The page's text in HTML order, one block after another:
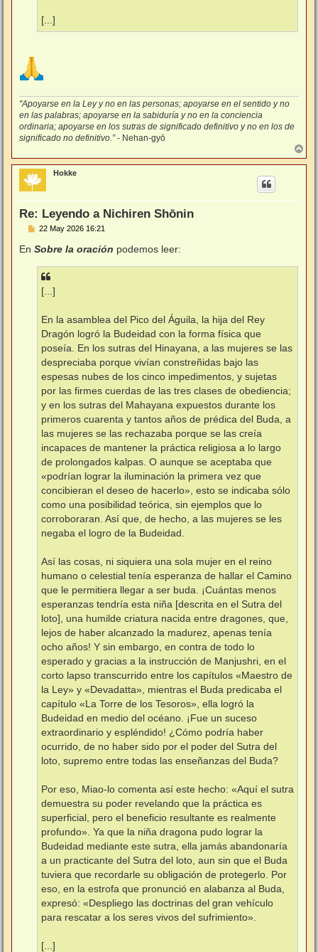
[...]
"Apoyarse en la Ley y no en las personas; apoyarse en el sentido y no
en las palabras; apoyarse en la sabiduría y no en la conciencia
ordinaria; apoyarse en los sutras de significado definitivo y no en los de
significado no definitivo.”- Nehan-gyō
r
r
Hokke
Re: Leyendo a Nichiren Shōnin
M
n
a
22 May 2026 16:21
En Sobre la oración podemos leer:
[...]
En la asamblea del Pico del Águila, la hija del Rey
Dragón logró la Budeidad con la forma física que
poseía. En los sutras del Hinayana, a las mujeres se las
despreciaba porque vivían constreñidas bajo las
espesas nubes de los cinco impedimentos, y sujetas
por las firmes cuerdas de las tres clases de obediencia;
y en los sutras del Mahayana expuestos durante los
primeros cuarenta y tantos años de prédica del Buda, a
las mujeres se las rechazaba porque se las creía
incapaces de mantener la práctica religiosa a lo largo
de prolongados kalpas. O aunque se aceptaba que
«podrían lograr la iluminación la primera vez que
concibieran el deseo de hacerlo», esto se indicaba sólo
como una posibilidad teórica, sin ejemplos que lo
corroboraran. Así que, de hecho, a las mujeres se les
negaba el logro de la Budeidad.
Así las cosas, ni siquiera una sola mujer en el reino
humano o celestial tenía esperanza de hallar el Camino
que le permitiera llegar a ser buda. ¡Cuántas menos
esperanzas tendría esta niña [descrita en el Sutra del
loto], una humilde criatura nacida entre dragones, que,
lejos de haber alcanzado la madurez, apenas tenía
ocho años! Y sin embargo, en contra de todo lo
esperado y gracias a la instrucción de Manjushri, en el
corto lapso transcurrido entre los capítulos «Maestro de
la Ley» y «Devadatta», mientras el Buda predicaba el
capítulo «La Torre de los Tesoros», ella logró la
Budeidad en medio del océano. ¡Fue un suceso
extraordinario y espléndido! ¿Cómo podría haber
ocurrido, de no haber sido por el poder del Sutra del
loto, supremo entre todas las enseñanzas del Buda?
Por eso, Miao-lo comenta así este hecho: «Aquí el sutra
demuestra su poder revelando que la práctica es
superficial, pero el beneficio resultante es realmente
profundo». Ya que la niña dragona pudo lograr la
Budeidad mediante este sutra, ella jamás abandonaría
a un practicante del Sutra del loto, aun sin que el Buda
tuviera que recordarle su obligación de protegerlo. Por
eso, en la estrofa que pronunció en alabanza al Buda,
expresó: «Despliego las doctrinas del gran vehículo
para rescatar a los seres vivos del sufrimiento».
[...]